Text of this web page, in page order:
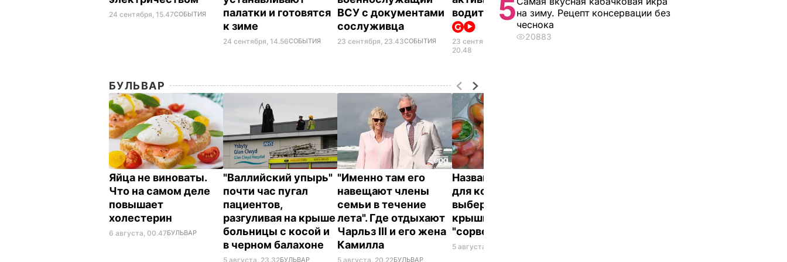
24 сентября, 15.47СОБЫТИЯ
палатки и готовятся
к зиме
24 сентября, 14.56СОБЫТИЯ
ВСУ с документами
сослуживца
23 сентября, 23.43СОБЫТИЯ
водителем. Видео
23 сентября,
20.48
ВОЙНА В
выдавать с
БУЛЬВАР
Яйца не виноваты.
Что на самом деле
повышает
холестерин
6 августа, 00.47БУЛЬВАР
"Валлийский упырь"
почти час пугал
пациентов,
разгуливая на крыше
больницы с косой и
в черном балахоне
5 августа, 23.32БУЛЬВАР
"Именно там его
навещают члены
семьи в течение
лета". Где отдыхают
Чарльз III и его жена
Камилла
5 августа, 20.22БУЛЬВАР
Названа лучшая соль
для консервации,
выберите ее – и
крышки на банках не
"сорвет"
5 августа, 19.34
5на зиму. Рецепт консервации без
чеснока
20883